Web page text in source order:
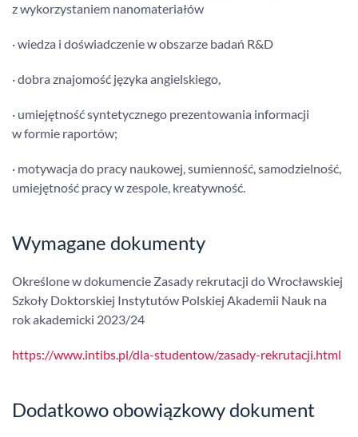
z wykorzystaniem nanomateriałów
· wiedza i doświadczenie w obszarze badań R&D
· dobra znajomość języka angielskiego,
· umiejętność syntetycznego prezentowania informacji
w formie raportów;
· motywacja do pracy naukowej, sumienność, samodzielność,
umiejętność pracy w zespole, kreatywność.
Wymagane dokumenty
Określone w dokumencie Zasady rekrutacji do Wrocławskiej
Szkoły Doktorskiej Instytutów Polskiej Akademii Nauk na
rok akademicki 2023/24
https://www.intibs.pl/dla-studentow/zasady-rekrutacji.html
Dodatkowo obowiązkowy dokument